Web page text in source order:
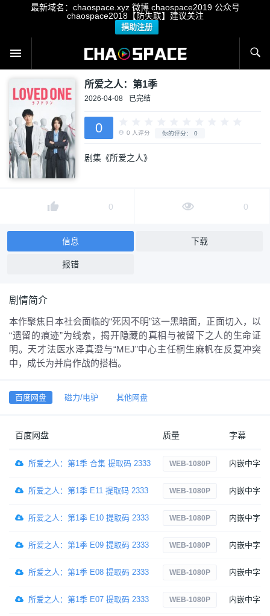
最新域名：chaospace.xyz 微博 chaospace2019 公众号
chaospace2018【防失联】建议关注
捐助注册
所爱之人：第1季
2026-04-08 已完结
0
剧集《所爱之人》
0 0
信息 下载
报错
剧情简介
本作聚焦日本社会面临的“死因不明”这一黑暗面，正面切入，以
“遗留的痕迹”为线索，揭开隐藏的真相与被留下之人的生命证
明。天才法医水泽真澄与“MEJ”中心主任桐生麻帆在反复冲突
中，成长为并肩作战的搭档。
百度网盘 磁力/电驴 其他网盘
百度网盘 质量 字幕
所爱之人：第1季 合集 提取码 2333 WEB-1080P 内嵌中字
所爱之人：第1季 E11 提取码 2333 WEB-1080P 内嵌中字
所爱之人：第1季 E10 提取码 2333 WEB-1080P 内嵌中字
所爱之人：第1季 E09 提取码 2333 WEB-1080P 内嵌中字
所爱之人：第1季 E08 提取码 2333 WEB-1080P 内嵌中字
所爱之人：第1季 E07 提取码 2333 WEB-1080P 内嵌中字